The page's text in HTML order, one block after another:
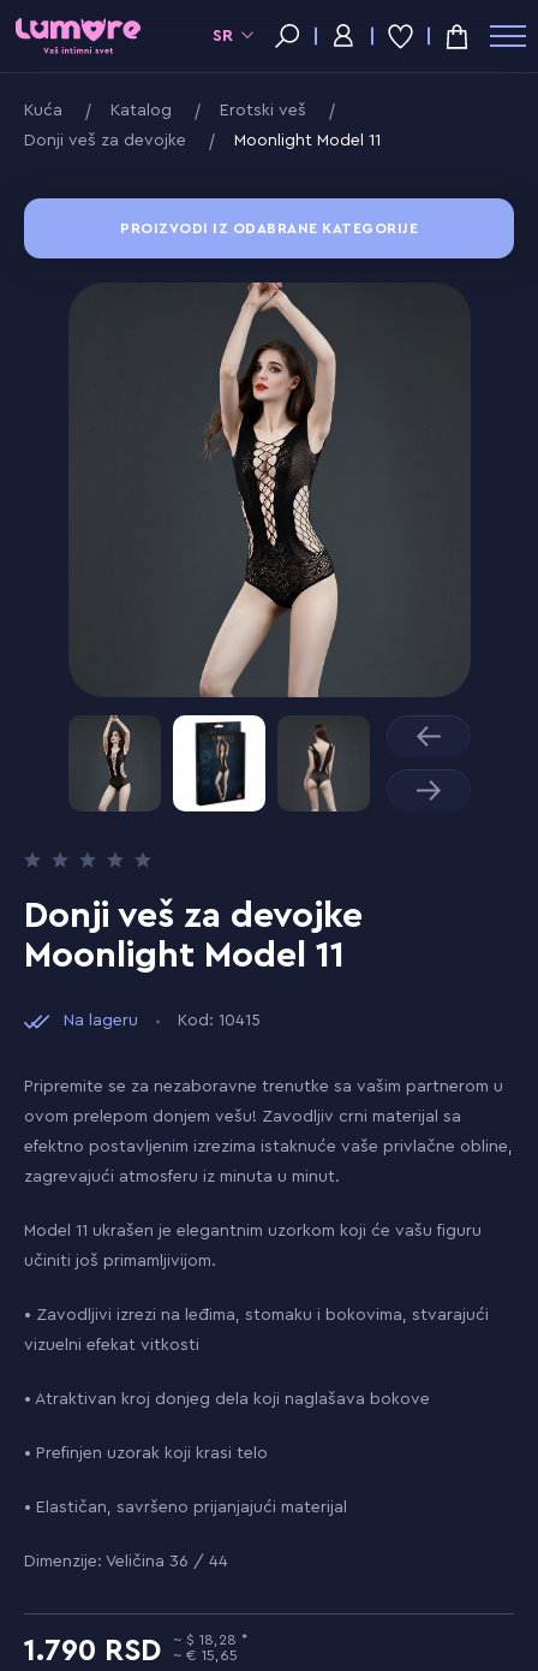
SR
Kuća Katalog
Erotski veš
Donji veš za devojke
Moonlight Model 11
PROIZVODI IZ ODABRANE KATEGORIJE
Donji veš za devojke
Moonlight Model 11
Na lageru Kod: 10415
Pripremite se za nezaboravne trenutke sa vašim partnerom u
ovom prelepom donjem vešu! Zavodljiv crni materijal sa
efektno postavljenim izrezima istaknuće vaše privlačne obline,
zagrevajući atmosferu iz minuta u minut.
Model 11 ukrašen je elegantnim uzorkom koji će vašu figuru
učiniti još primamljivijom.
• Zavodljivi izrezi na leđima, stomaku i bokovima, stvarajući
vizuelni efekat vitkosti
• Atraktivan kroj donjeg dela koji naglašava bokove
• Prefinjen uzorak koji krasi telo
• Elastičan, savršeno prijanjajući materijal
Dimenzije: Veličina 36 / 44
1.790
18,28
15,65